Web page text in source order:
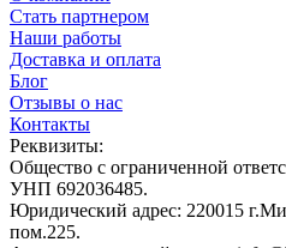
Стать партнером
Наши работы
Доставка и оплата
Блог
Отзывы о нас
Контакты
Реквизиты:
Общество с ограниченной
УНП 692036485​.
Юридический адрес: 220015
пом.225.